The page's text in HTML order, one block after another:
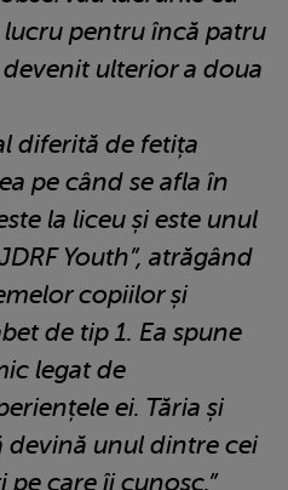
lucru pentru încă patru
ulterior a doua
diferită de fetița
pe când se afla în
la liceu și este unul
Youth”, atrăgând
copiilor și
de tip 1. Ea spune
legat de
ei. Tăria și
devină unul dintre cei
care îi cunosc.”